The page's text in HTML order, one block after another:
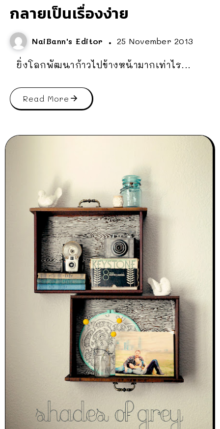
กลายเป็นเรื่องง่าย
NaiBann's Editor 25 November 2013
ยิ่งโลกพัฒนาก้าวไปข้างหน้ามากเท่าไร...
Read More